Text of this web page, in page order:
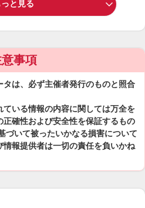
っと見る
事項
は、必ず主催者発行のものと照合
いる情報の内容に関しては万全を
確性および安全性を保証するもの
づいて被ったいかなる損害について
報提供者は一切の責任を負いかね